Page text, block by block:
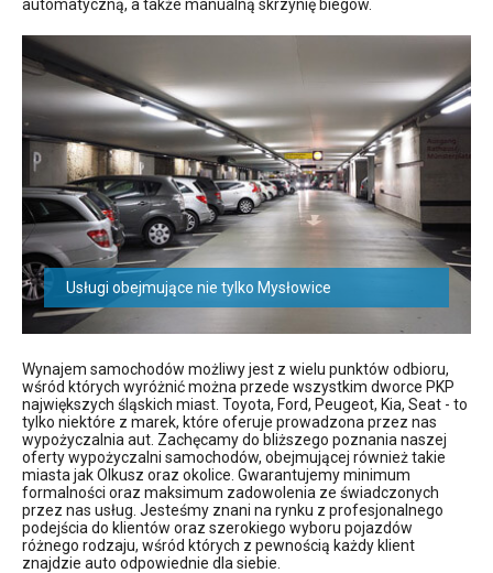
automatyczną, a także manualną skrzynię biegów.
Usługi obejmujące nie tylko Mysłowice
Wynajem samochodów możliwy jest z wielu punktów odbioru,
wśród których wyróżnić można przede wszystkim dworce PKP
największych śląskich miast. Toyota, Ford, Peugeot, Kia, Seat - to
tylko niektóre z marek, które oferuje prowadzona przez nas
wypożyczalnia aut. Zachęcamy do bliższego poznania naszej
oferty wypożyczalni samochodów, obejmującej również takie
miasta jak Olkusz oraz okolice. Gwarantujemy minimum
formalności oraz maksimum zadowolenia ze świadczonych
przez nas usług. Jesteśmy znani na rynku z profesjonalnego
podejścia do klientów oraz szerokiego wyboru pojazdów
różnego rodzaju, wśród których z pewnością każdy klient
znajdzie auto odpowiednie dla siebie.